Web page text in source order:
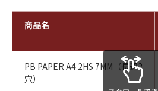
商品名
PB PAPER A4 2HS 7MM（長辺2
穴）